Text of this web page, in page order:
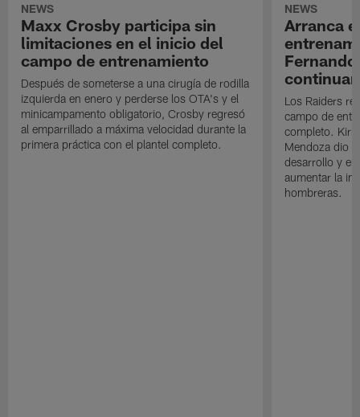
NEWS
Maxx Crosby participa sin
limitaciones en el inicio del
campo de entrenamiento
Después de someterse a una cirugía de rodilla
izquierda en enero y perderse los OTA's y el
minicampamento obligatorio, Crosby regresó
al emparrillado a máxima velocidad durante la
primera práctica con el plantel completo.
NEWS
Arranca
Los Raiders
campo de
completo. Kirk
Mendoza dio
desarrollo y el
aumentar la
hombreras.